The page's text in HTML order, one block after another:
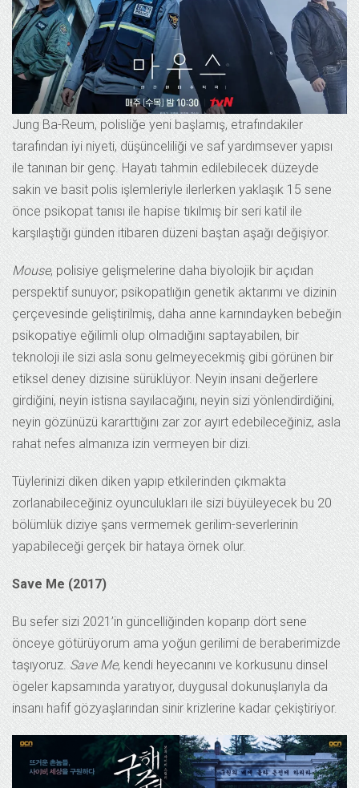
Jung Ba-Reum, polisliğe yeni başlamış, etrafındakiler
tarafından iyi niyeti, düşünceliliği ve saf yardımsever yapısı
ile tanınan bir genç. Hayatı tahmin edilebilecek düzeyde
sakin ve basit polis işlemleriyle ilerlerken yaklaşık 15 sene
önce psikopat tanısı ile hapise tıkılmış bir seri katil ile
karşılaştığı günden itibaren düzeni baştan aşağı değişiyor.
Mouse, polisiye gelişmelerine daha biyolojik bir açıdan
perspektif sunuyor; psikopatlığın genetik aktarımı ve dizinin
çerçevesinde geliştirilmiş, daha anne karnındayken bebeğin
psikopatiye eğilimli olup olmadığını saptayabilen, bir
teknoloji ile sizi asla sonu gelmeyecekmiş gibi görünen bir
etiksel deney dizisine sürüklüyor. Neyin insani değerlere
girdiğini, neyin istisna sayılacağını, neyin sizi yönlendirdiğini,
neyin gözünüzü kararttığını zar zor ayırt edebileceğiniz, asla
rahat nefes almanıza izin vermeyen bir dizi.
Tüylerinizi diken diken yapıp etkilerinden çıkmakta
zorlanabileceğiniz oyunculukları ile sizi büyüleyecek bu 20
bölümlük diziye şans vermemek gerilim-severlerinin
yapabileceği gerçek bir hataya örnek olur.
Save Me (2017)
Bu sefer sizi 2021’in güncelliğinden koparıp dört sene
önceye götürüyorum ama yoğun gerilimi de beraberimizde
taşıyoruz. Save Me, kendi heyecanını ve korkusunu dinsel
ögeler kapsamında yaratıyor, duygusal dokunuşlarıyla da
insanı hafif gözyaşlarından sinir krizlerine kadar çekiştiriyor.